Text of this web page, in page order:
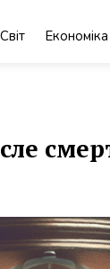
Світ Економіка